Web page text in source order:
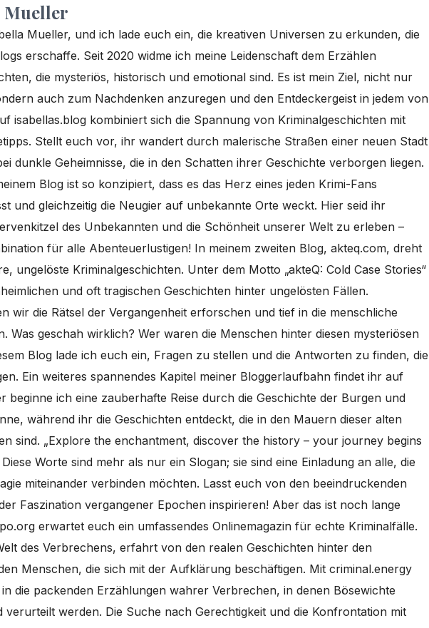
Mueller
Mueller, und ich lade euch ein, die kreativen Universen zu erkunden, die
erschaffe. Seit 2020 widme ich meine Leidenschaft dem Erzählen
die mysteriös, historisch und emotional sind. Es ist mein Ziel, nicht nur
auch zum Nachdenken anzuregen und den Entdeckergeist in jedem von
isabellas.blog kombiniert sich die Spannung von Kriminalgeschichten mit
Stellt euch vor, ihr wandert durch malerische Straßen einer neuen Stadt
dunkle Geheimnisse, die in den Schatten ihrer Geschichte verborgen liegen.
Blog ist so konzipiert, dass es das Herz eines jeden Krimi-Fans
und gleichzeitig die Neugier auf unbekannte Orte weckt. Hier seid ihr
des Unbekannten und die Schönheit unserer Welt zu erleben –
für alle Abenteuerlustigen! In meinem zweiten Blog, akteq.com, dreht
ungelöste Kriminalgeschichten. Unter dem Motto „akteQ: Cold Case Stories“
und oft tragischen Geschichten hinter ungelösten Fällen.
wir die Rätsel der Vergangenheit erforschen und tief in die menschliche
Was geschah wirklich? Wer waren die Menschen hinter diesen mysteriösen
Blog lade ich euch ein, Fragen zu stellen und die Antworten zu finden, die
Ein weiteres spannendes Kapitel meiner Bloggerlaufbahn findet ihr auf
beginne ich eine zauberhafte Reise durch die Geschichte der Burgen und
während ihr die Geschichten entdeckt, die in den Mauern dieser alten
sind. „Explore the enchantment, discover the history – your journey begins
Worte sind mehr als nur ein Slogan; sie sind eine Einladung an alle, die
miteinander verbinden möchten. Lasst euch von den beeindruckenden
Faszination vergangener Epochen inspirieren! Aber das ist noch lange
erwartet euch ein umfassendes Onlinemagazin für echte Kriminalfälle.
des Verbrechens, erfahrt von den realen Geschichten hinter den
Menschen, die sich mit der Aufklärung beschäftigen. Mit criminal.energy
die packenden Erzählungen wahrer Verbrechen, in denen Bösewichte
verurteilt werden. Die Suche nach Gerechtigkeit und die Konfrontation mit